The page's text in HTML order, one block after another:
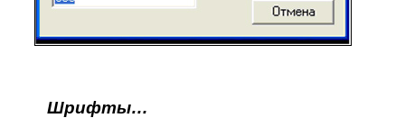
Шрифты…